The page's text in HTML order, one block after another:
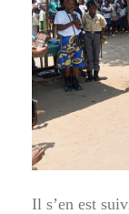
Il s’en est